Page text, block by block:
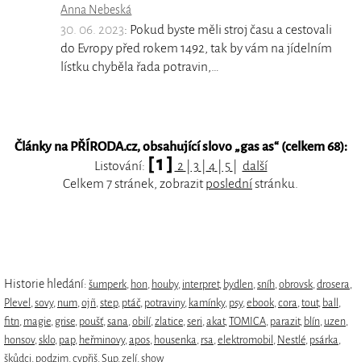
Anna Nebeská
30. 06. 2023: Pokud byste měli stroj času a cestovali
do Evropy před rokem 1492, tak by vám na jídelním
lístku chyběla řada potravin,…
Články na PŘÍRODA.cz, obsahující slovo „gas as“ (celkem 68):
Listování: [ 1 ] 2 3 4 5
další
Celkem 7 stránek, zobrazitposlednístránku.
Historie hledání: šumperk, hon, houby, interpret, bydlen,sníh,obrovsk,drosera,
Plevel ,sovy, num,ojñ,step, ptáč, potraviny, kamínky, psy,ebook,cora,tout, ball ,
fitn, magie, grise, poušť,sana,obilí,zlatice,seri,akat,TOMICA, parazit, blín, uzen,
honsov,sklo, pap, heřminovy,apos, housenka, rsa,elektromobil , Nestlé, psárka,
škůdci, podzim,cypřiš,Sup,zelí,show